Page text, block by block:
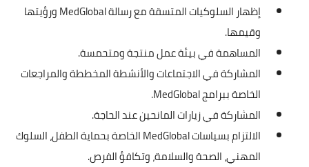
إظهار السلوكيات المتسقة مع رسالة MedGlobal ورؤيتها
وقيمها.
المساهمة في بيئة عمل منتجة ومتحمسة.
المشاركة في الاجتماعات والأنشطة المخططة والمراجعات
الخاصة ببرامج MedGlobal.
المشاركة في زيارات المانحين عند الحاجة.
الالتزام بسياسات MedGlobal الخاصة بحماية الطفل، السلوك
المهني، الصحة والسلامة، وتكافؤ الفرص.